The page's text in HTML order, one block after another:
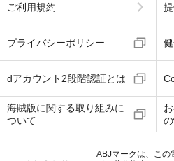
ご利用規約
プライバシーポリシー
dアカウント2段階認証とは
海賊版に関する取り組みに
ついて
ABJマークは、この